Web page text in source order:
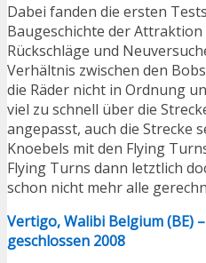
Dabei fanden die ersten
Baugeschichte der
Rückschläge und
Verhältnis zwischen den
die Räder nicht in Ordnung
viel zu schnell über die
angepasst, auch die Strecke
Knoebels mit den Flying
Flying Turns dann letztlich
schon nicht mehr alle
Vertigo, Walibi Belgium (BE)
geschlossen 2008